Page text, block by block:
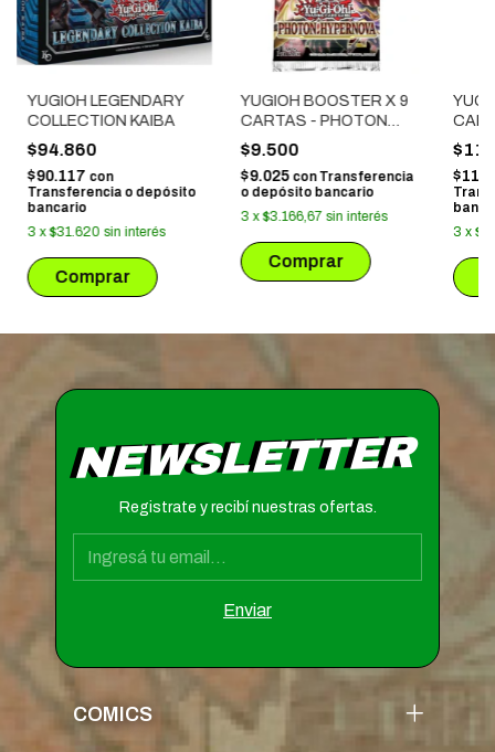
YUGIOH LEGENDARY
COLLECTION KAIBA
$94.860
$90.117 con
Transferencia o depósito
bancario
3 x$31.620 sin interés
YUGIOH BOOSTER X 9
CARTAS - PHOTON
HYPERNOVA
$9.500
$9.025 conTransferencia
o depósito bancario
3 x$3.166,67 sin interés
LA
3 x
NEWSLETTER
Registrate y recibí nuestras ofertas.
COMICS